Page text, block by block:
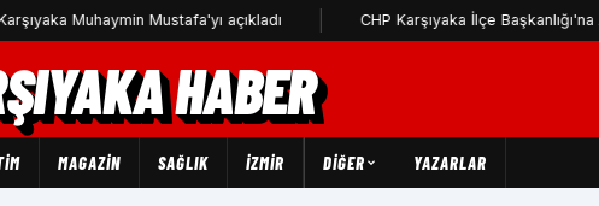
Mustafa'yı açıkladı CHP Karşıyaka İlçe Başkanlığı'na Adnan
HABER
MAGAZİN SAĞLIK İZMİR DIĞER YAZARLAR